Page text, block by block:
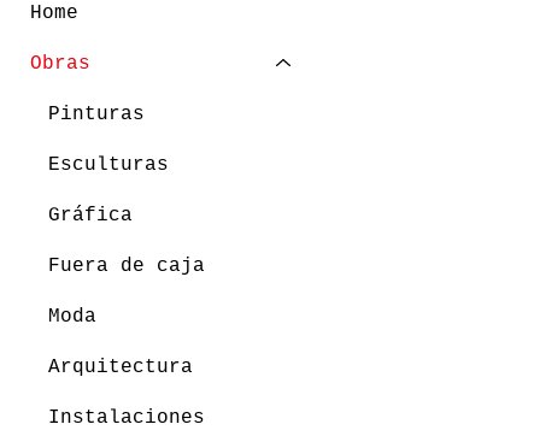
Home
Obras
Pinturas
Esculturas
Gráfica
Fuera de caja
Moda
Arquitectura
Instalaciones